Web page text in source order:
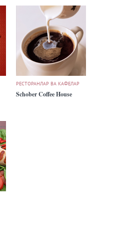
РЕСТОРАНЛАР ВА КАФЕЛАР
Schober Coffee House